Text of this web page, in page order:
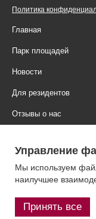
Политика
Главная
Парк площадей
Новости
Для резидентов
Отзывы о нас
Контакты
Управление
Мы используем
наилучшее
Принять все